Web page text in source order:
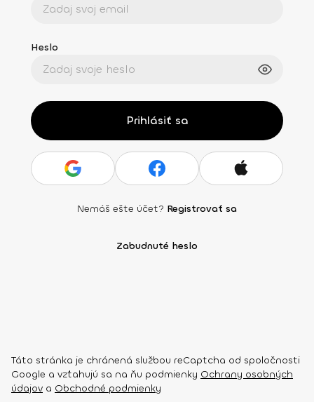
Heslo
Prihlásiť sa
Nemáš ešte účet? Registrovať sa
Zabudnuté heslo
Táto stránka je chránená službou reCaptcha od spoločnosti
Google a vzťahujú sa na ňu podmienky Ochrany osobných
údajov a Obchodné podmienky